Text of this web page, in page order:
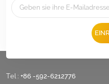
Tel : +86 -592-6212776